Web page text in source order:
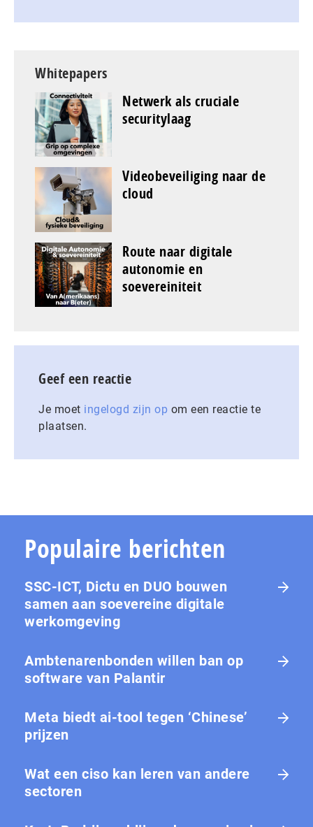
Whitepapers
Netwerk als cruciale
securitylaag
Videobeveiliging naar de
cloud
Route naar digitale
autonomie en
soevereiniteit
Geef een reactie
Je moet ingelogd zijn op om een reactie te
plaatsen.
Populaire berichten
SSC-ICT, Dictu en DUO bouwen
samen aan soevereine digitale
werkomgeving
Ambtenarenbonden willen ban op
software van Palantir
Meta biedt ai-tool tegen ‘Chinese’
prijzen
Wat een ciso kan leren van andere
sectoren